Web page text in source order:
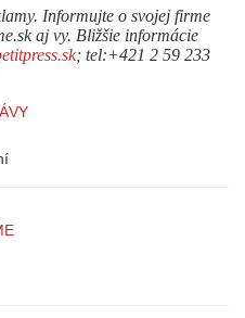
Informujte o svojej firme
aj vy. Bližšie informácie
; tel:+421 2 59 233